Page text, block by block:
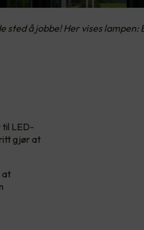
å jobbe! Her vises lampen:
til LED-
gjør at
at